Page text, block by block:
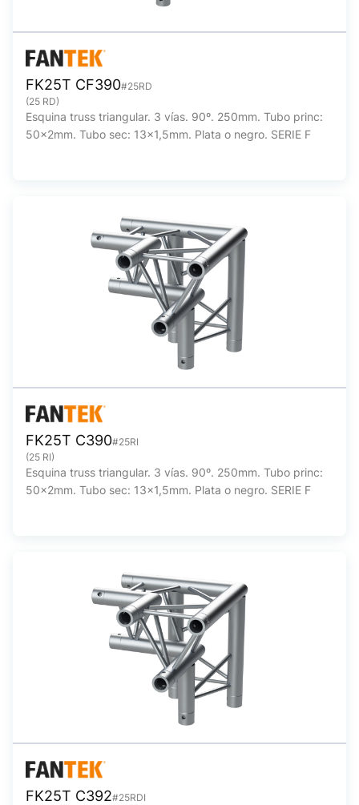
FK25T CF390#25RD
(25 RD)
Esquina truss triangular. 3 vías. 90º. 250mm. Tubo princ:
50x2mm. Tubo sec: 13x1,5mm. Plata o negro. SERIE F
FK25T C390#25RI
(25 RI)
Esquina truss triangular. 3 vías. 90º. 250mm. Tubo princ:
50x2mm. Tubo sec: 13x1,5mm. Plata o negro. SERIE F
FK25T C392#25RDI